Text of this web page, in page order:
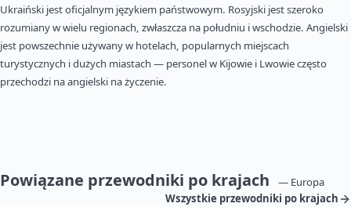
Ukraiński jest oficjalnym językiem państwowym. Rosyjski jest szeroko
rozumiany w wielu regionach, zwłaszcza na południu i wschodzie. Angielski
jest powszechnie używany w hotelach, popularnych miejscach
turystycznych i dużych miastach — personel w Kijowie i Lwowie często
przechodzi na angielski na życzenie.
Powiązane przewodniki po krajach
— Europa
Wszystkie przewodniki po krajach